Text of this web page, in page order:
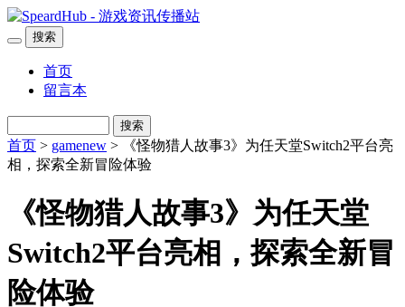
搜索
首页
留言本
搜索
首页 > gamenew > 《怪物猎人故事3》为任天堂Switch2平台亮
相，探索全新冒险体验
《怪物猎人故事3》为任天堂
Switch2平台亮相，探索全新冒
险体验